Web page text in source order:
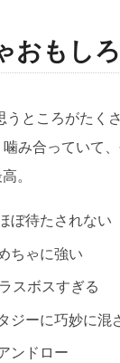
おもし
うところがたく
み合っていて
。
ぼ待たされない
ちゃに強い
スボスすぎる
ジーに巧妙に混
ンドロー